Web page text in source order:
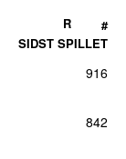
SIDST SPILLET
R #
916
842